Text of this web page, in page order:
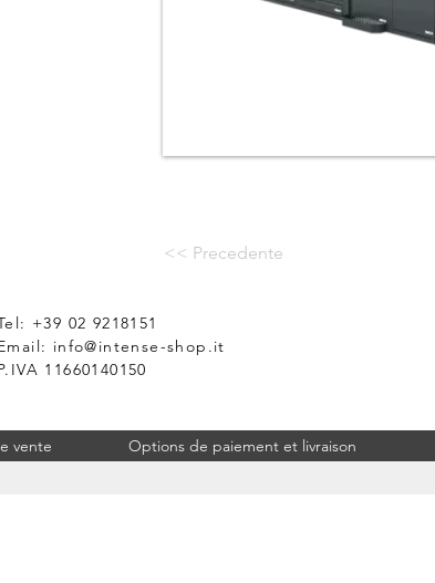
<< Precedente
+39 02 9218151
info@intense-shop.it
11660140150
vente Options de paiement et livraison